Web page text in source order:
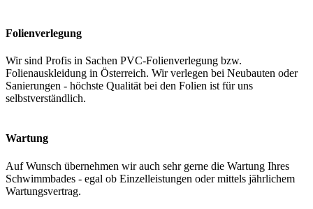
Folienverlegung
Wir sind Profis in Sachen PVC-Folienverlegung bzw.
Folienauskleidung in Österreich. Wir verlegen bei Neubauten oder
Sanierungen - höchste Qualität bei den Folien ist für uns
selbstverständlich.
Wartung
Auf Wunsch übernehmen wir auch sehr gerne die Wartung Ihres
Schwimmbades - egal ob Einzelleistungen oder mittels jährlichem
Wartungsvertrag.